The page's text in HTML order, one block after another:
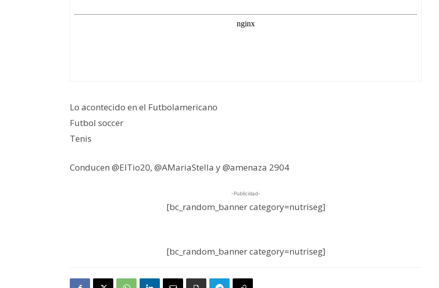
Lo acontecido en el Futbolamericano
Futbol soccer
Tenis
Conducen @ElTio20, @AMariaStella y @amenaza 2904
-Publicidad-
[bc_random_banner category=nutriseg]
[bc_random_banner category=nutriseg]